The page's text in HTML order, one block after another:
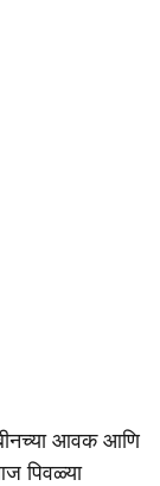
आवक आणि
पिवळ्या